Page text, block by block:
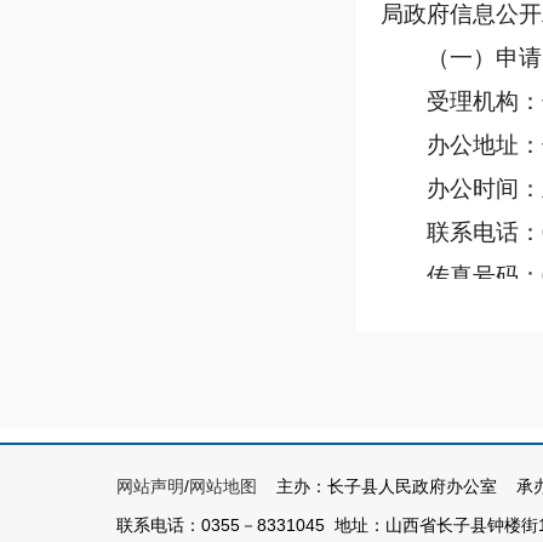
局政府信息公
（一）申
受理机构
办公地址
办公时间
联系电话：
传真号码：
面申请，并填
网站上下载电
网站声明/网站地图
主办：长子县人民政府办公室 承
联系电话：0355－8331045 地址：山西省长子县钟楼